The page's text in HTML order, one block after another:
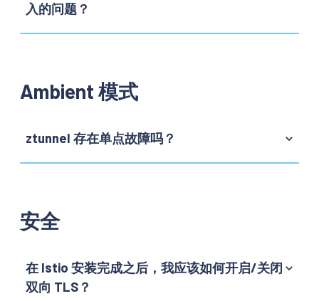
入的问题？
Ambient 模式
ztunnel 存在单点故障吗？
安全
在 Istio 安装完成之后，我应该如何开启/关闭
双向 TLS？